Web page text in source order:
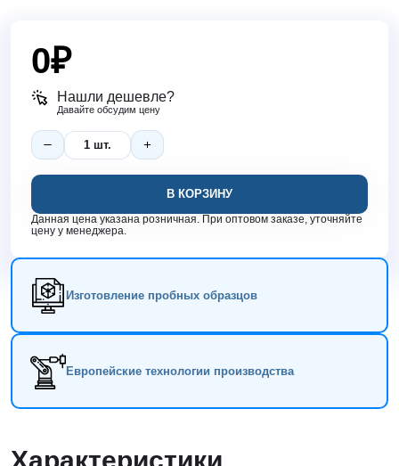
0₽
Нашли дешевле?
Давайте обсудим цену
В КОРЗИНУ
Данная цена указана розничная. При оптовом заказе, уточняйте
цену у менеджера.
Изготовление пробных образцов
Европейские технологии производства